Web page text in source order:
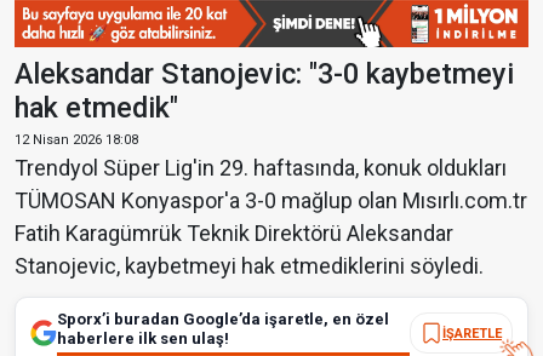
Aleksandar Stanojevic: "3-0 kaybetmeyi
hak etmedik"
12 Nisan 2026 18:08
Trendyol Süper Lig'in 29. haftasında, konuk oldukları
TÜMOSAN Konyaspor'a 3-0 mağlup olan Mısırlı.com.tr
Fatih Karagümrük Teknik Direktörü Aleksandar
Stanojevic, kaybetmeyi hak etmediklerini söyledi.
Sporx’i buradan Google’da işaretle, en özel
haberlere ilk sen ulaş!
İŞARETLE